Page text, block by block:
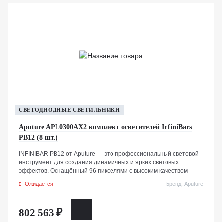
IP65, защищающую от пыли и влаги — идеально подходит для
СВЕТОДИОДНЫЕ СВЕТИЛЬНИКИ
Aputure APL0300AX2 комплект осветителей InfiniBars
PB12 (8 шт.)
INFINIBAR PB12 от Aputure — это профессиональный световой
инструмент для создания динамичных и ярких световых
эффектов. Оснащённый 96 пикселями с высоким качеством
использования в качестве ключевого света, встроенного в
чипсет обеспечивает цветовую температуру от 2000K до 10
Ожидается Бренд: Aputure
802 563 ₽